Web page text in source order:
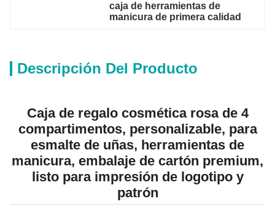
caja de herramientas de
manicura de primera calidad
Descripción Del Producto
Caja de regalo cosmética rosa de 4
compartimentos, personalizable, para
esmalte de uñas, herramientas de
manicura, embalaje de cartón premium,
listo para impresión de logotipo y
patrón